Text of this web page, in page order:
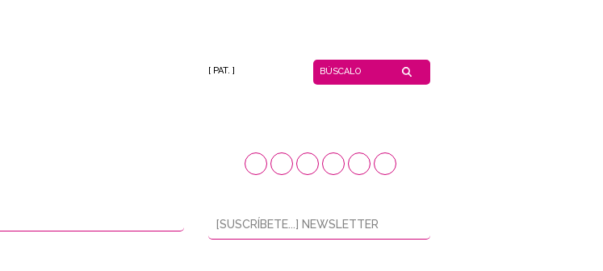
[ PAT. ]
[SUSCRÍBETE...] NEWSLETTER